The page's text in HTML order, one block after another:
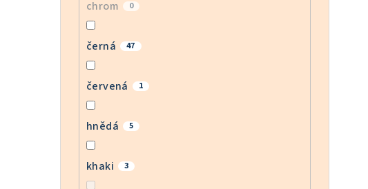
chrom 0
černá 47
červená 1
hnědá 5
khaki 3